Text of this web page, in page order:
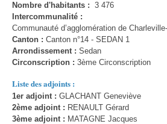
Nombre d'habitants : 3 476
Intercommunalité :
Communauté d’agglomération de
Canton : Canton n°14 - SEDAN 1
Arrondissement : Sedan
Circonscription : 3ème Circonscription
Liste des adjoints :
1er adjoint : GLACHANT Geneviève
2ème adjoint : RENAULT Gérard
3ème adjoint : MATAGNE Jacques